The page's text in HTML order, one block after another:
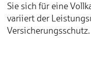
Sie sich für eine
variiert der
Versicherungsschutz.